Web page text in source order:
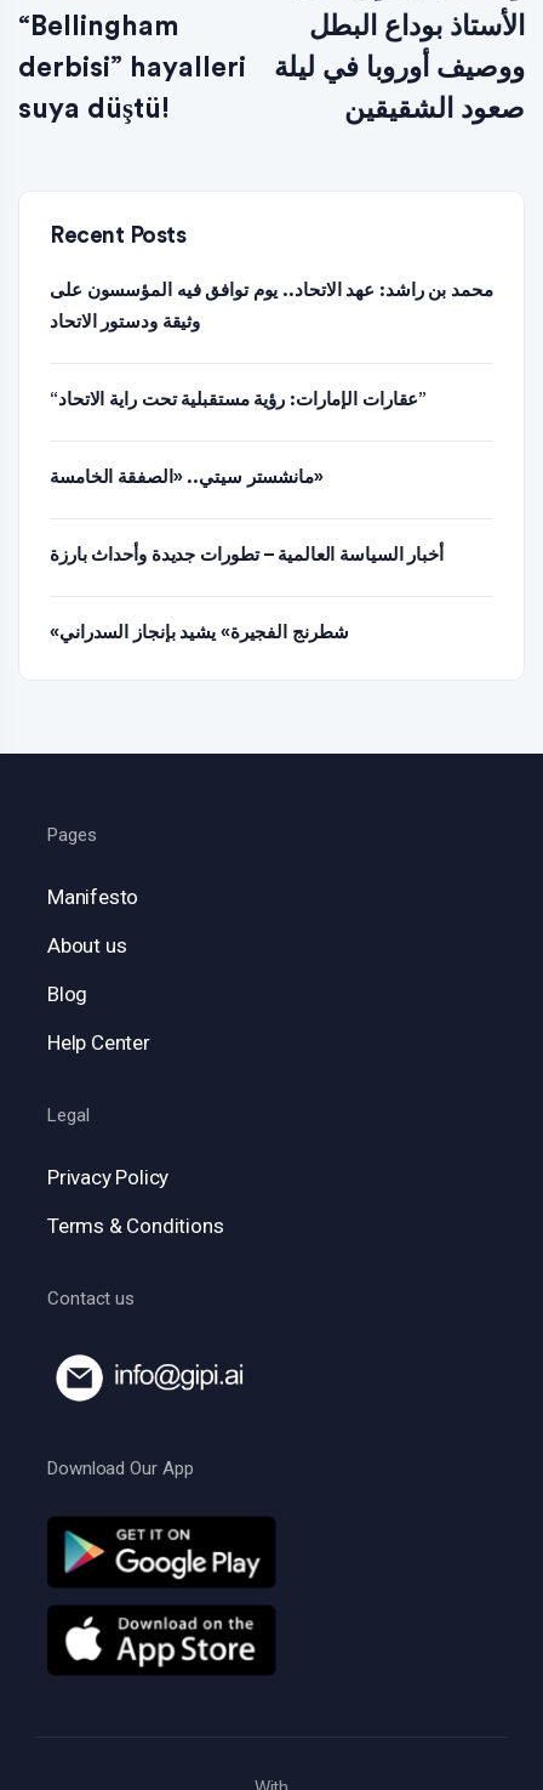
“Bellingham
derbisi” hayalleri
suya düştü!
الأستاذ بوداع البطل
ووصيف أوروبا في ليلة
صعود الشقيقين
Recent Posts
محمد بن راشد: عهد الاتحاد.. يوم توافق فيه المؤسسون على
وثيقة ودستور الاتحاد
“عقارات الإمارات: رؤية مستقبلية تحت راية الاتحاد”
مانشستر سيتي.. «الصفقة الخامسة»
أخبار السياسة العالمية – تطورات جديدة وأحداث بارزة
«شطرنج الفجيرة» يشيد بإنجاز السدراني
Pages
Manifesto
About us
Blog
Help Center
Legal
Privacy Policy
Terms & Conditions
Contact us
Download Our App